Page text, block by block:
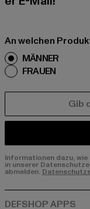
An welchen
MÄNNER
FRAUEN
Informationen dazu,
in unserer
abmelden.